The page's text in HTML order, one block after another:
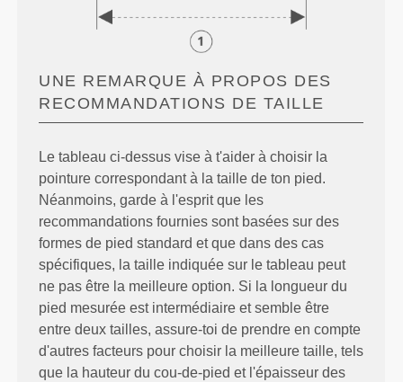
UNE REMARQUE À PROPOS DES
RECOMMANDATIONS DE TAILLE
Le tableau ci-dessus vise à t'aider à choisir la
pointure correspondant à la taille de ton pied.
Néanmoins, garde à l'esprit que les
recommandations fournies sont basées sur des
formes de pied standard et que dans des cas
spécifiques, la taille indiquée sur le tableau peut
ne pas être la meilleure option. Si la longueur du
pied mesurée est intermédiaire et semble être
entre deux tailles, assure-toi de prendre en compte
d'autres facteurs pour choisir la meilleure taille, tels
que la hauteur du cou-de-pied et l'épaisseur des